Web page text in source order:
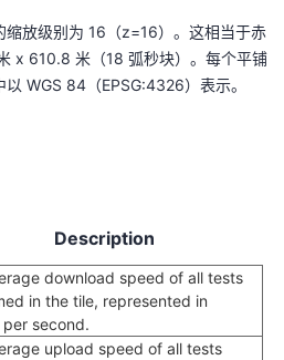
放级别为 16（z=16）。这相当于赤
x 610.8 米（18 弧秒块）。每个平铺
WGS 84（EPSG:4326）表示。
Description
download speed of all tests
in the tile, represented in
second.
upload speed of all tests